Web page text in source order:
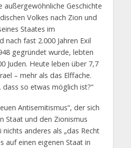
außergewöhnliche Geschichte
Volkes nach Zion und
Staates im
nach fast 2.000 Jahren Exil
gegründet wurde, lebten
Juden. Heute leben über 7,7
– mehr als das Elffache.
so etwas möglich ist?“
Antisemitismus“, der sich
Staat und den Zionismus
anderes als „das Recht
auf einen eigenen Staat in